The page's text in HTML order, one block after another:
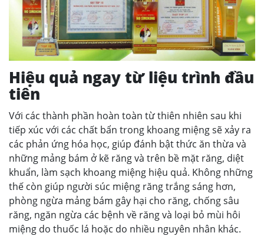
Hiệu quả ngay từ liệu trình đầu
tiên
Với các thành phần hoàn toàn từ thiên nhiên sau khi
tiếp xúc với các chất bẩn trong khoang miệng sẽ xảy ra
các phản ứng hóa học, giúp đánh bật thức ăn thừa và
những mảng bám ở kẽ răng và trên bề mặt răng, diệt
khuẩn, làm sạch khoang miệng hiệu quả. Không những
thế còn giúp người súc miệng răng trắng sáng hơn,
phòng ngừa mảng bám gây hại cho răng, chống sâu
răng, ngăn ngừa các bệnh về răng và loại bỏ mùi hôi
miệng do thuốc lá hoặc do nhiều nguyên nhân khác.